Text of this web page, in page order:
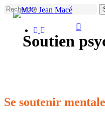
Skip
content
facebook
instagram
SearchSoutien
Se soutenir